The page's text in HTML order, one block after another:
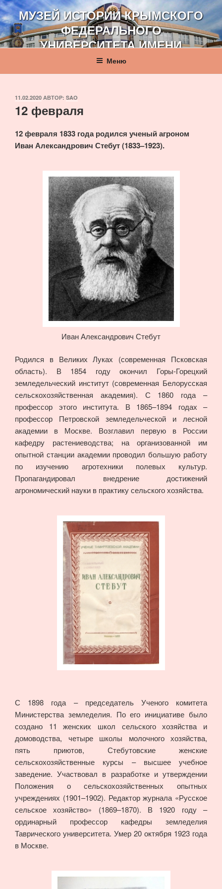
Перейти
к
содержимому
МУЗЕЙ ИСТОРИИ КРЫМСКОГО
ФЕДЕРАЛЬНОГО
УНИВЕРСИТЕТА ИМЕНИ
В. И. ВЕРНАДСКОГО
Меню
ОПУБЛИКОВАНО
11.02.2020 АВТОР: SAO
12 февраля
12 февраля 1833 года родился ученый агроном
Иван Александрович Стебут (1833–1923).
Иван Александрович Стебут
Родился в Великих Луках (современная Псковская
область). В 1854 году окончил Горы-Горецкий
земледельческий институт (современная Белорусская
сельскохозяйственная академия). С 1860 года –
профессор этого института. В 1865–1894 годах –
профессор Петровской земледельческой и лесной
академии в Москве. Возглавил первую в России
кафедру растениеводства; на организованной им
опытной станции академии проводил большую работу
по изучению агротехники полевых культур.
Пропагандировал внедрение достижений
агрономический науки в практику сельского хозяйства.
С 1898 года – председатель Ученого комитета
Министерства земледелия. По его инициативе было
создано 11 женских школ сельского хозяйства и
домоводства, четыре школы молочного хозяйства,
пять приютов, Стебутовские женские
сельскохозяйственные курсы – высшее учебное
заведение. Участвовал в разработке и утверждении
Положения о сельскохозяйственных опытных
учреждениях (1901–1902). Редактор журнала «Русское
сельское хозяйство» (1869–1870). В 1920 году –
ординарный профессор кафедры земледелия
Таврического университета. Умер 20 октября 1923 года
в Москве.